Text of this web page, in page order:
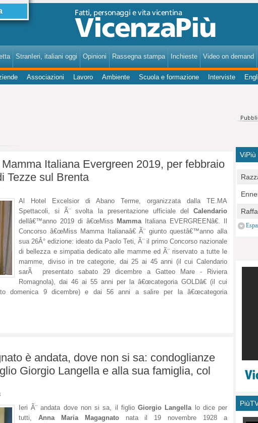
StranIeri, italiani oggi Opinioni Rassegna stampa Inchieste Video on demand
Associazioni Lavoro Ambiente Scuola e formazione Interviste
Italiana Evergreen 2019, per febbraio
Tezze sul Brenta
Al Hotel Excelsior di Abano Terme, organizzata dalla TE.MA
Spettacoli, si Ã¨ svolta la presentazione ufficiale del Calendario
dellâ€™anno 2019 di â€œMiss Mamma
Italiana EVERGREENâ€. Il
Concorso â€œMiss Mamma Italianaâ€ Ã¨ giunto questâ€™anno alla
sua 26Â° edizione: ideato da Paolo Teti, Ã¨ il primo Concorso nazionale
di bellezza e simpatia dedicato alle mamme ed Ã¨ riservato a tutte le
mamme, diviso in tre categorie, dai 25 ai 45 anni (il cui Calendario
sarÃ presentato sabato 29 dicembre a Gatteo Mare - Riviera
Romagnola), dai 46 ai 55 anni per la â€œcategoria GOLDâ€ (il cui
domenica 9 dicembre) e dai 56 anni a salire per la â€œcategoria
è andata, dove non si sa: condoglianze
Giorgio Langella e alla sua famiglia, col
Ieri Ã¨ andata dove non si sa, il figlioGiorgio Langellalo dice per
tutti, Anna Maria Magagnatonata il 19 novembre 1928 a
ViPiù
per
E